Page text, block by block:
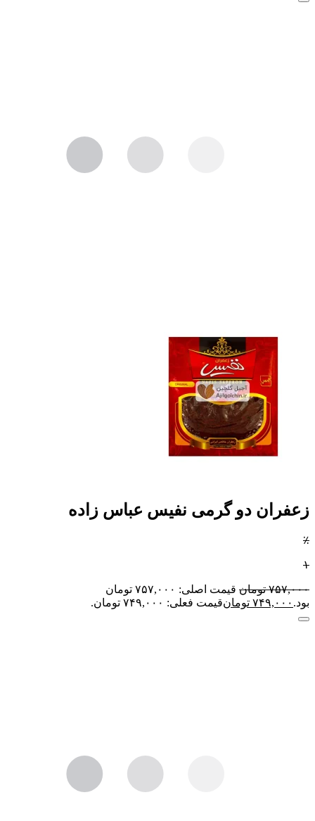
زعفران دو گرمی نفیس عباس زاده
٪
۱
۷۵۷,۰۰۰ تومان
قیمت اصلی: ۷۵۷,۰۰۰ تومان
بود. ۷۴۹,۰۰۰ تومانقیمت فعلی: ۷۴۹,۰۰۰ تومان.